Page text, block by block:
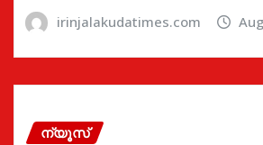
irinjalakudatimes.com
ന്യൂസ്